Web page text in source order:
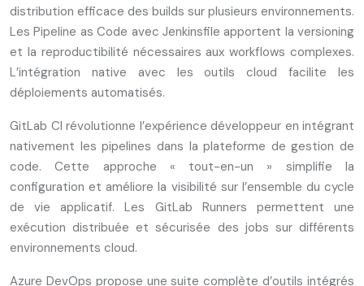
distribution efficace des builds sur plusieurs environnements.
Les Pipeline as Code avec Jenkinsfile apportent la versioning
et la reproductibilité nécessaires aux workflows complexes.
L’intégration native avec les outils cloud facilite les
déploiements automatisés.
GitLab CI révolutionne l’expérience développeur en intégrant
nativement les pipelines dans la plateforme de gestion de
code. Cette approche « tout-en-un » simplifie la
configuration et améliore la visibilité sur l’ensemble du cycle
de vie applicatif. Les GitLab Runners permettent une
exécution distribuée et sécurisée des jobs sur différents
environnements cloud.
Azure DevOps propose une suite complète d’outils intégrés